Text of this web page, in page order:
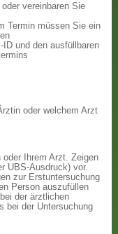
vereinbaren Sie
Termin müssen Sie ein
und den ausfüllbaren
oder welchem Arzt
oder Ihrem Arzt. Zeigen
UBS-Ausdruck) vor.
zur Erstuntersuchung
Person auszufüllen
der ärztlichen
bei der Untersuchung